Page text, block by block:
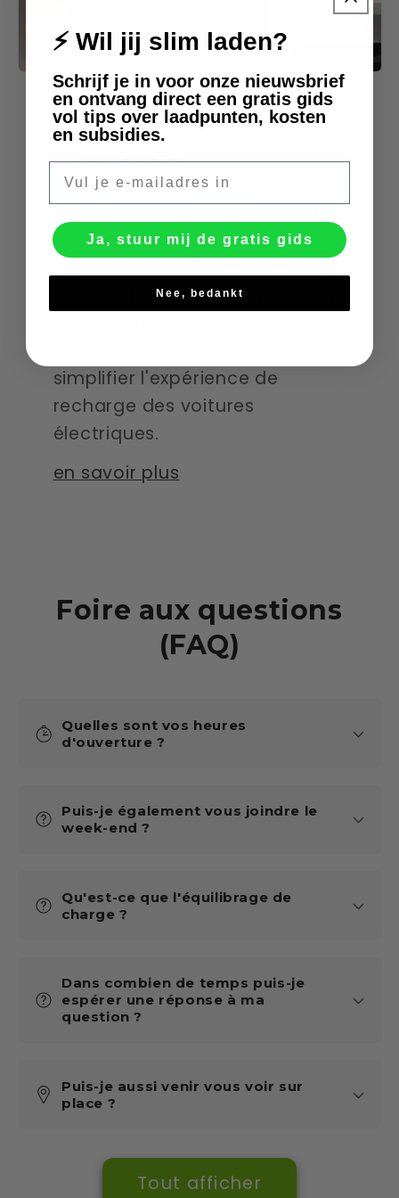
À propos
croyons en l'avenir de la
voulons rendre ce changement
simplifier l'expérience de
recharge des voitures
électriques.
en savoir plus
Foire aux questions
(FAQ)
Quelles sont vos heures
d'ouverture ?
Puis-je également vous joindre le
week-end ?
Qu'est-ce que l'équilibrage de
charge ?
Dans combien de temps puis-je
espérer une réponse à ma
question ?
Puis-je aussi venir vous voir sur
place ?
Tout afficher
⚡ Wil jij slim laden?
Schrijf je in voor onze nieuwsbrief
en ontvang direct een gratis gids
vol tips over laadpunten, kosten
en subsidies.
Ja, stuur mij de gratis gids
Nee, bedankt